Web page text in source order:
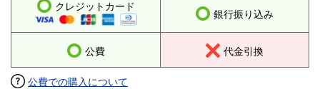
クレジットカード
銀行振り込み
公費 代金引換
公費での購入について